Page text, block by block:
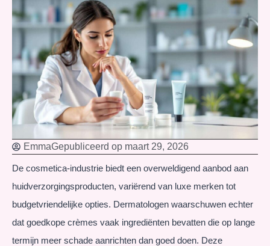
EmmaGepubliceerd op maart 29, 2026
De cosmetica-industrie biedt een overweldigend aanbod aan
huidverzorgingsproducten, variërend van luxe merken tot
budgetvriendelijke opties. Dermatologen waarschuwen echter
dat goedkope crèmes vaak ingrediënten bevatten die op lange
termijn meer schade aanrichten dan goed doen. Deze